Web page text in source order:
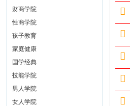
炼
方
法
房
中
术
财商学院
性商学院
孩子教育
家庭健康
国学经典
技能学院
男人学院
女人学院